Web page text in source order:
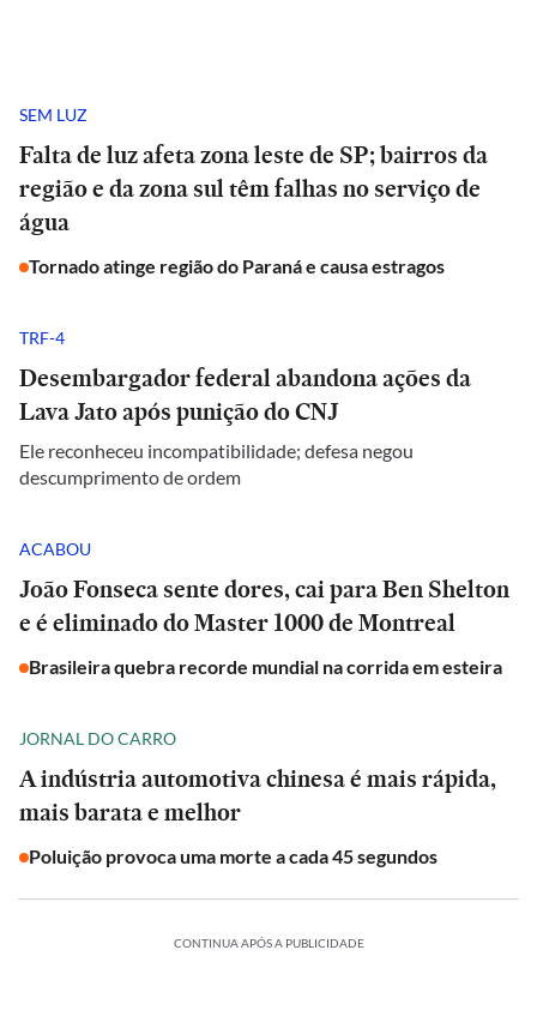
SEM LUZ
Falta de luz afeta zona leste de SP; bairros da
região e da zona sul têm falhas no serviço de
água
Tornado atinge região do Paraná e causa estragos
TRF-4
Desembargador federal abandona ações da
Lava Jato após punição do CNJ
Ele reconheceu incompatibilidade; defesa negou
descumprimento de ordem
ACABOU
João Fonseca sente dores, cai para Ben Shelton
e é eliminado do Master 1000 de Montreal
Brasileira quebra recorde mundial na corrida em esteira
JORNAL DO CARRO
A indústria automotiva chinesa é mais rápida,
mais barata e melhor
Poluição provoca uma morte a cada 45 segundos
CONTINUA APÓS A PUBLICIDADE